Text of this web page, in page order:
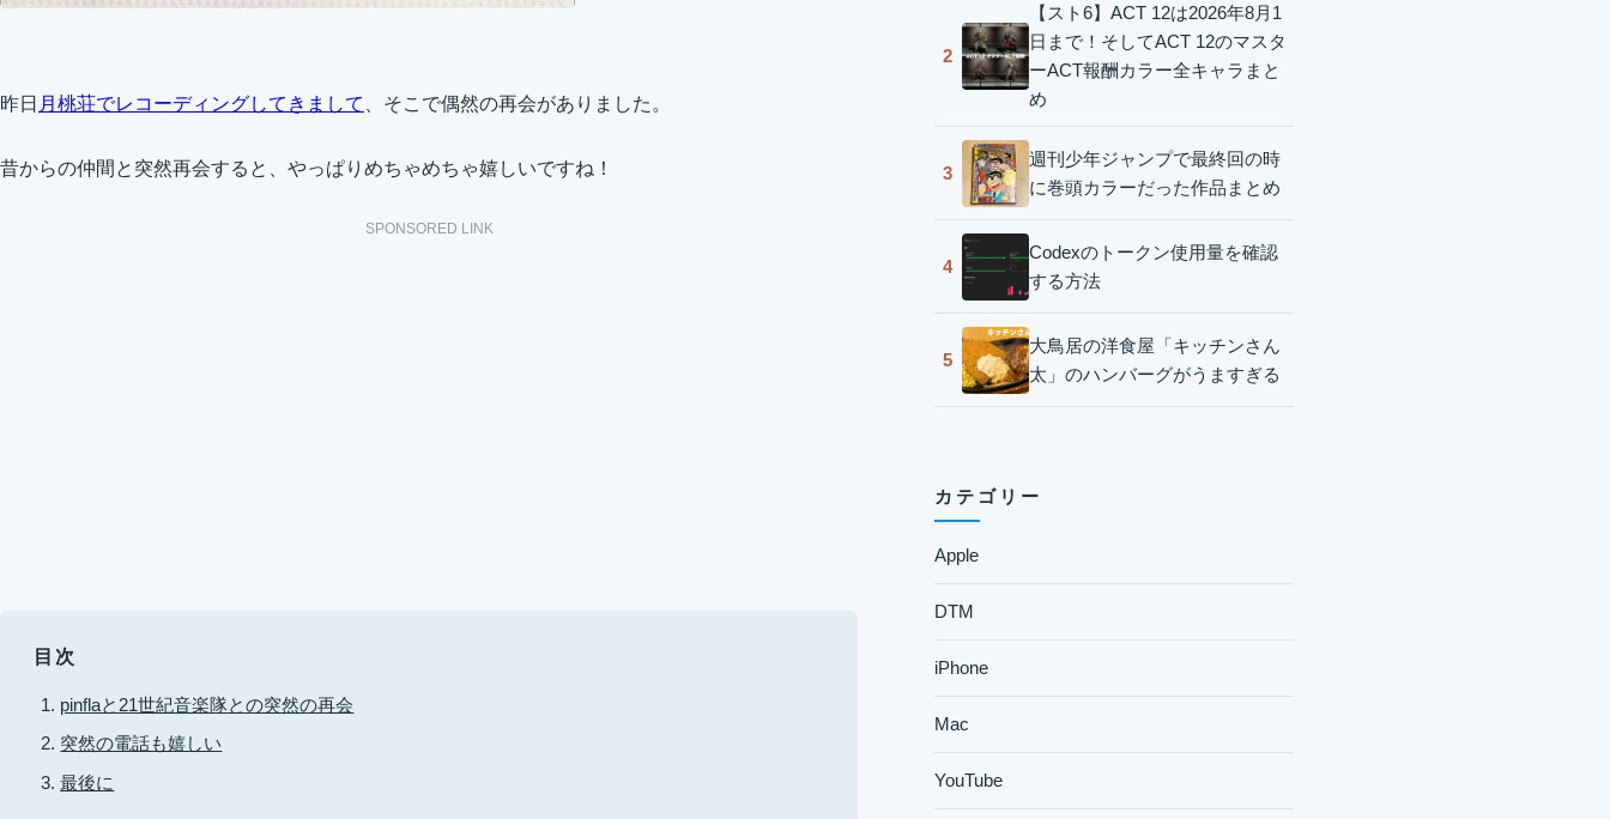
昨日 月桃荘でレコーディングしてきまして 、そこで偶然の再会がありました。
昔からの仲間と突然再会すると、やっぱりめちゃめちゃ嬉しいですね！
SPONSORED LINK
目次
pinflaと21世紀音楽隊との突然の再会
突然の電話も嬉しい
最後に
2
【スト6】ACT 12は2026年8月1
日まで！そしてACT 12のマスタ
ーACT報酬カラー全キャラまと
め
3
週刊少年ジャンプで最終回の時
に巻頭カラーだった作品まとめ
4
Codexのトークン使用量を確認
する方法
5
大鳥居の洋食屋「キッチンさん
太」のハンバーグがうますぎる
カテゴリー
Apple
DTM
iPhone
Mac
YouTube